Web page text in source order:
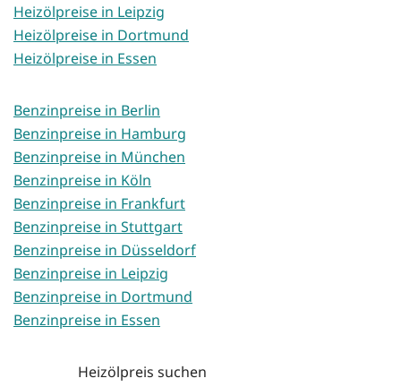
Heizölpreise in Leipzig
Heizölpreise in Dortmund
Heizölpreise in Essen
Benzinpreise in Berlin
Benzinpreise in Hamburg
Benzinpreise in München
Benzinpreise in Köln
Benzinpreise in Frankfurt
Benzinpreise in Stuttgart
Benzinpreise in Düsseldorf
Benzinpreise in Leipzig
Benzinpreise in Dortmund
Benzinpreise in Essen
Heizölpreis suchen